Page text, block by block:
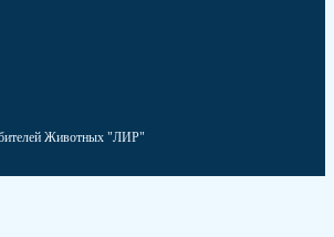
Животных "ЛИР"